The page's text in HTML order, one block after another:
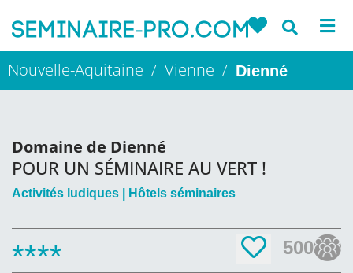
Nouvelle-Aquitaine / Vienne / Dienné
Domaine de Dienné
POUR UN SÉMINAIRE AU VERT !
Activités ludiques Hôtels séminaires
**** 500